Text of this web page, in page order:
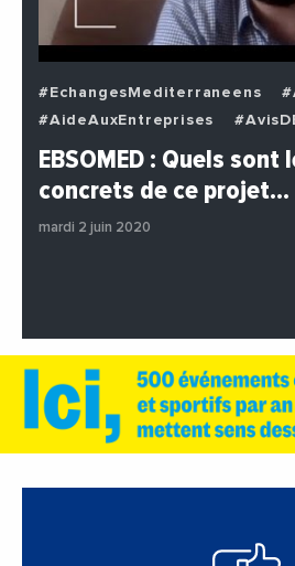
#EchangesMediterraneens
#AideAuxEntreprises
#BuzzNews
#Decideurs
#Entreprises
#Institutions
EBSOMED : Quels
concrets de ce projet…
mardi 2 juin 2020